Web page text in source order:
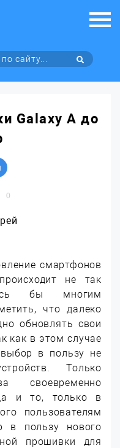
Galaxy A до
0
смартфонов
не так
бы многим
что далеко
обновлять свои
как в этом случае
выбор в пользу не
Только
своевременно
и то, только в
пользователям
в пользу нового
прошивки для